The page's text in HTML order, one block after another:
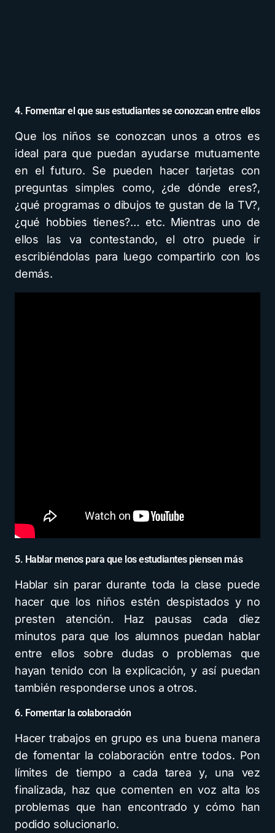
4. Fomentar el que sus estudiantes se conozcan entre ellos
Que los niños se conozcan unos a otros es
ideal para que puedan ayudarse mutuamente
en el futuro. Se pueden hacer tarjetas con
preguntas simples como, ¿de dónde eres?,
¿qué programas o dibujos te gustan de la TV?,
¿qué hobbies tienes?… etc. Mientras uno de
ellos las va contestando, el otro puede ir
escribiéndolas para luego compartirlo con los
demás.
5. Hablar menos para que los estudiantes piensen más
Hablar sin parar durante toda la clase puede
hacer que los niños estén despistados y no
presten atención. Haz pausas cada diez
minutos para que los alumnos puedan hablar
entre ellos sobre dudas o problemas que
hayan tenido con la explicación, y así puedan
también responderse unos a otros.
6. Fomentar la colaboración
Hacer trabajos en grupo es una buena manera
de fomentar la colaboración entre todos. Pon
límites de tiempo a cada tarea y, una vez
finalizada, haz que comenten en voz alta los
problemas que han encontrado y cómo han
podido solucionarlo.